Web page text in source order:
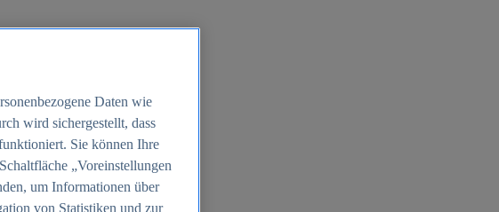
Daten wie
wird sichergestellt, dass
Sie können Ihre
„Voreinstellungen
um Informationen über
von Statistiken und zur